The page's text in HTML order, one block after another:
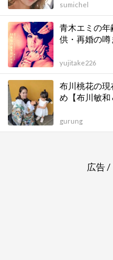
sumichel
青木エミの
供・再婚の噂
yujitake226
布川桃花の現
め【布川敏和
gurung
広告 /